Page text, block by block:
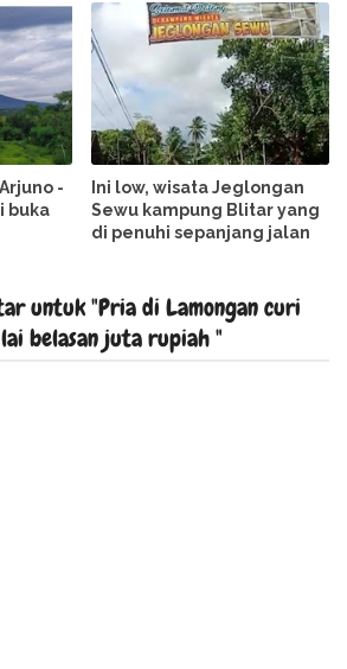
-
buka
Ini low, wisata Jeglongan
Sewu kampung Blitar yang
di penuhi sepanjang jalan
untuk "Pria di Lamongan curi
belasan juta rupiah "